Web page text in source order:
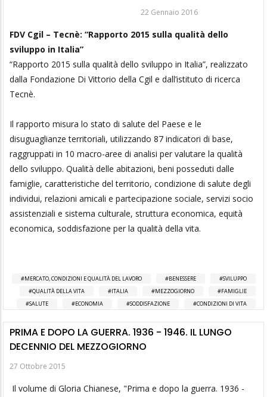
22 Gennaio 2016
FDV Cgil – Tecnè: “Rapporto 2015 sulla qualità dello
sviluppo in Italia”
“Rapporto 2015 sulla qualità dello sviluppo in Italia”, realizzato
dalla Fondazione Di Vittorio della Cgil e dall’istituto di ricerca
Tecnè.
Il rapporto misura lo stato di salute del Paese e le
disuguaglianze territoriali, utilizzando 87 indicatori di base,
raggruppati in 10 macro-aree di analisi per valutare la qualità
dello sviluppo. Qualità delle abitazioni, beni posseduti dalle
famiglie, caratteristiche del territorio, condizione di salute degli
individui, relazioni amicali e partecipazione sociale, servizi socio
assistenziali e sistema culturale, struttura economica, equità
economica, soddisfazione per la qualità della vita.
MERCATO, CONDIZIONI E QUALITÀ DEL LAVORO BENESSERE
SVILUPPO
QUALITÀ DELLA VITA
ITALIA MEZZOGIORNO
FAMIGLIE
SALUTE
ECONOMIA SODDISFAZIONE CONDIZIONI DI VITA
PRIMA E DOPO LA GUERRA. 1936 - 1946. IL LUNGO
DECENNIO DEL MEZZOGIORNO
27 Ottobre 2015
Il volume di Gloria Chianese, "Prima e dopo la guerra. 1936 -